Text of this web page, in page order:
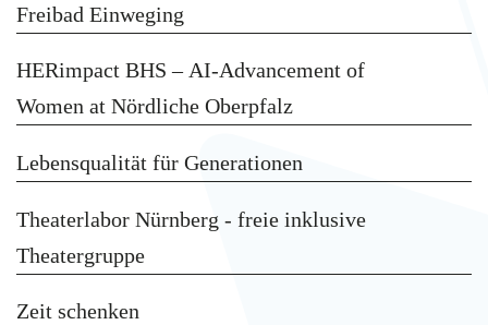
Freibad Einweging
HERimpact BHS – AI-Advancement of
Women at Nördliche Oberpfalz
Lebensqualität für Generationen
Theaterlabor Nürnberg - freie inklusive
Theatergruppe
Zeit schenken